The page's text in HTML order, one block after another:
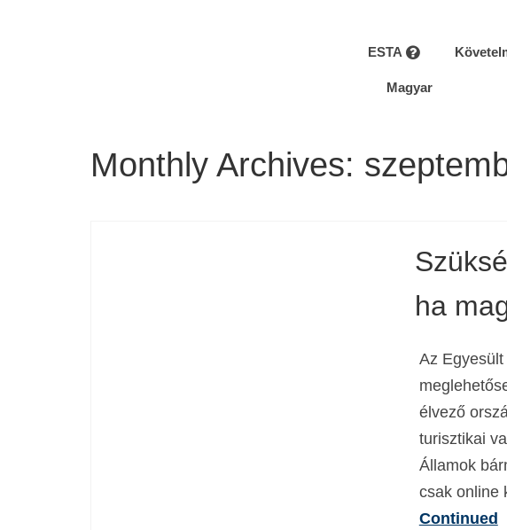
ESTA
Magyar
Monthly Archives:
ha
Az
élvező
turisztikai
Államok
csak online
Continued